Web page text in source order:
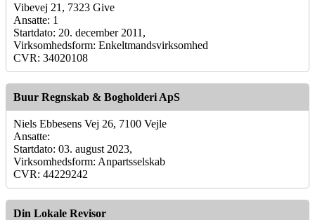
Vibevej 21, 7323 Give
Ansatte: 1
Startdato: 20. december 2011,
Virksomhedsform: Enkeltmandsvirksomhed
CVR: 34020108
Buur Regnskab & Bogholderi ApS
Niels Ebbesens Vej 26, 7100 Vejle
Ansatte:
Startdato: 03. august 2023,
Virksomhedsform: Anpartsselskab
CVR: 44229242
Din Lokale Revisor